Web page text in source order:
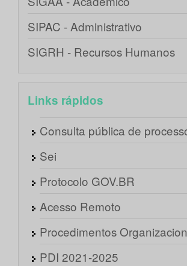
SIPAC - Administrativo
SIGRH - Recursos Humanos
Links rápidos
Consulta pública de
Sei
Protocolo GOV.BR
Acesso Remoto
Procedimentos
PDI 2021-2025